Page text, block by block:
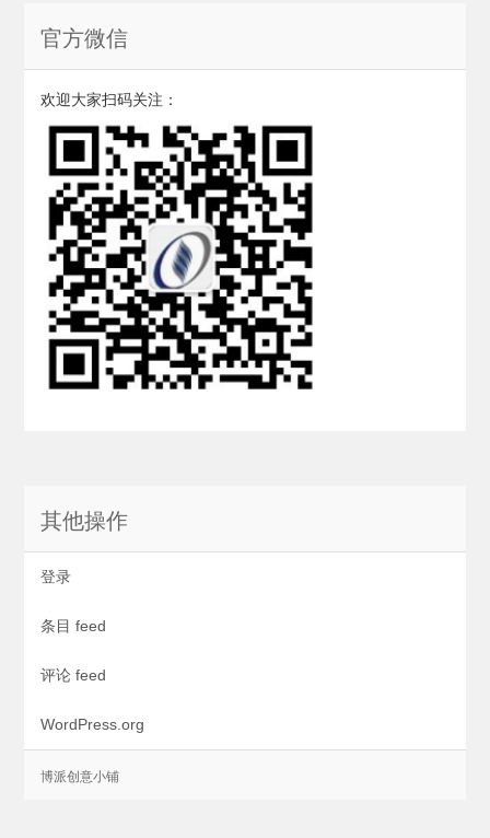
官方微信
欢迎大家扫码关注：
其他操作
登录
条目 feed
评论 feed
WordPress.org